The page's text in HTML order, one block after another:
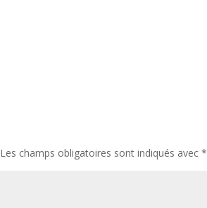
Les champs obligatoires sont indiqués avec*